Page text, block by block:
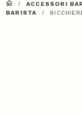
/ ACCESSORI
BARISTA
/